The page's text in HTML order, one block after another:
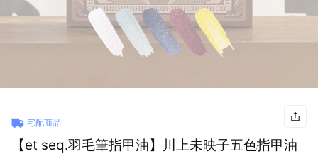
宅配商品
【et seq.羽毛筆指甲油】川上未映子五色指甲油